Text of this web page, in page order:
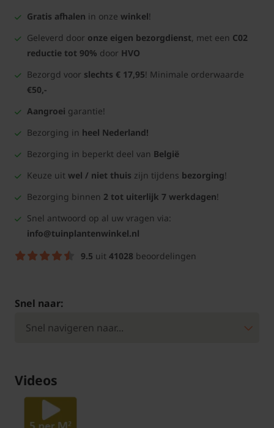
Gratis afhalen in onze winkel!
Geleverd door onze eigen bezorgdienst, met een C02
reductie tot 90% door HVO
Bezorgd voor slechts € 17,95! Minimale orderwaarde
€50,-
Aangroei garantie!
Bezorging in heel Nederland!
Bezorging in beperkt deel van België
Keuze uit wel / niet thuis zijn tijdens bezorging!
Bezorging binnen 2 tot uiterlijk 7 werkdagen!
Snel antwoord op al uw vragen via:
info@tuinplantenwinkel.nl
9.5 uit 41028 beoordelingen
Snel naar:
Videos